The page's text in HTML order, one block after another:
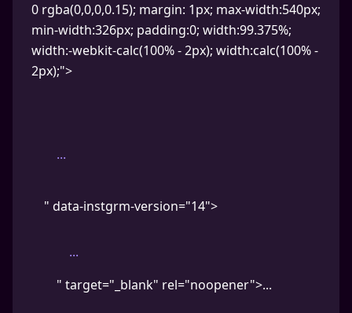
0 rgba(0,0,0,0.15); margin: 1px; max-width:540px;
min-width:326px; padding:0; width:99.375%;
width:-webkit-calc(100% - 2px); width:calc(100% -
2px);">
...
" data-instgrm-version="14">
...
" target="_blank" rel="noopener">...